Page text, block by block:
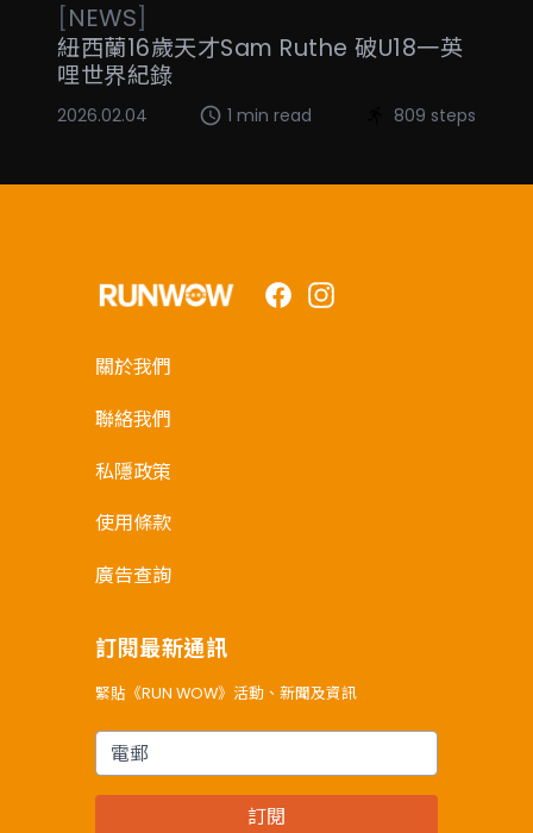
[NEWS]
紐西蘭16歲天才Sam Ruthe 破U18一英
哩世界紀錄
2026.02.04 1 min read 809 steps
FacebookInstagram
關於我們
聯絡我們
私隱政策
使用條款
廣告查詢
訂閱最新通訊
緊貼《RUN WOW》活動、新聞及資訊
電郵
訂閱